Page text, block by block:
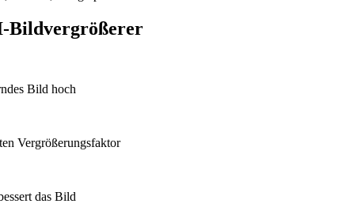
Bildvergrößerer
Bild hoch
Vergrößerungsfaktor
das Bild